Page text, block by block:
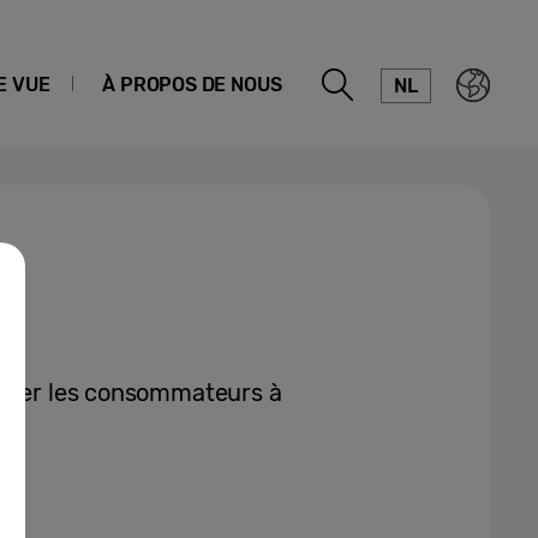
VUE À PROPOS DE NOUS NL
les consommateurs à